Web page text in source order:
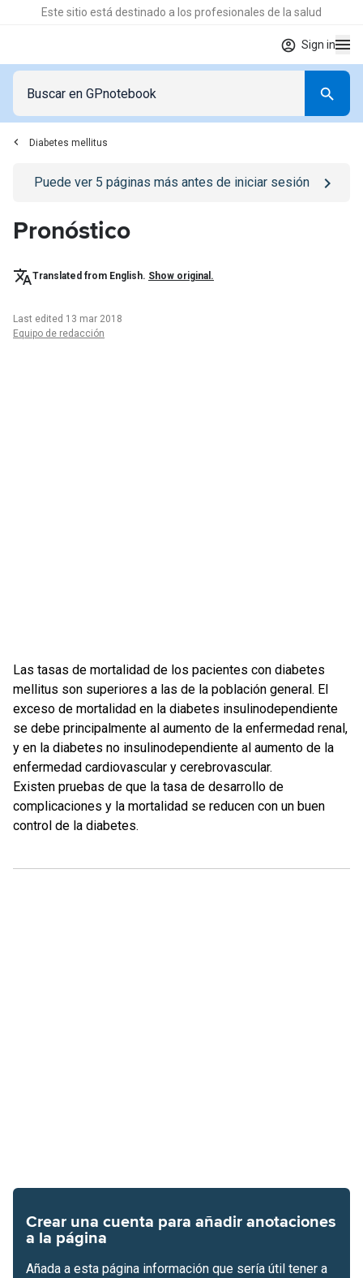
Este sitio está destinado a los profesionales de la salud
Sign in
Diabetes mellitus
Go to/iniciar-sesionpage
Puede ver 5 páginas más antes de iniciar sesión
Pronóstico
Translated from English. Show original.
Last edited 13 mar 2018
Equipo de redacción
Las tasas de mortalidad de los pacientes con diabetes
mellitus son superiores a las de la población general. El
exceso de mortalidad en la diabetes insulinodependiente
se debe principalmente al aumento de la enfermedad renal,
y en la diabetes no insulinodependiente al aumento de la
enfermedad cardiovascular y cerebrovascular.
Existen pruebas de que la tasa de desarrollo de
complicaciones y la mortalidad se reducen con un buen
control de la diabetes.
Crear una cuenta para añadir anotaciones
a la página
Añada a esta página información que sería útil tener a